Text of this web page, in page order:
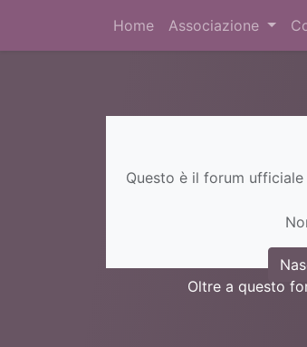
Home Associazione
Questo è il forum
Oltre a questo